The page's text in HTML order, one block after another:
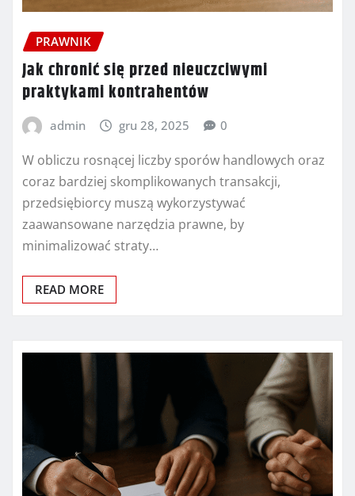
PRAWNIK
Jak chronić się przed nieuczciwymi
praktykami kontrahentów
admin gru 28, 2025 0
W obliczu rosnącej liczby sporów handlowych oraz
coraz bardziej skomplikowanych transakcji,
przedsiębiorcy muszą wykorzystywać
zaawansowane narzędzia prawne, by
minimalizować straty…
READ MORE